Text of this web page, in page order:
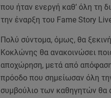
που ήταν ενεργή καθ’ όλη τη
την έναρξη του Fame Story
Πολύ σύντομα, όμως, θα
Κοκλώνης θα ανακοινώσει
αποχώρηση, μετά από
πρόοδο που σημείωσαν όλη
συμβούλιο των καθηγητών θα